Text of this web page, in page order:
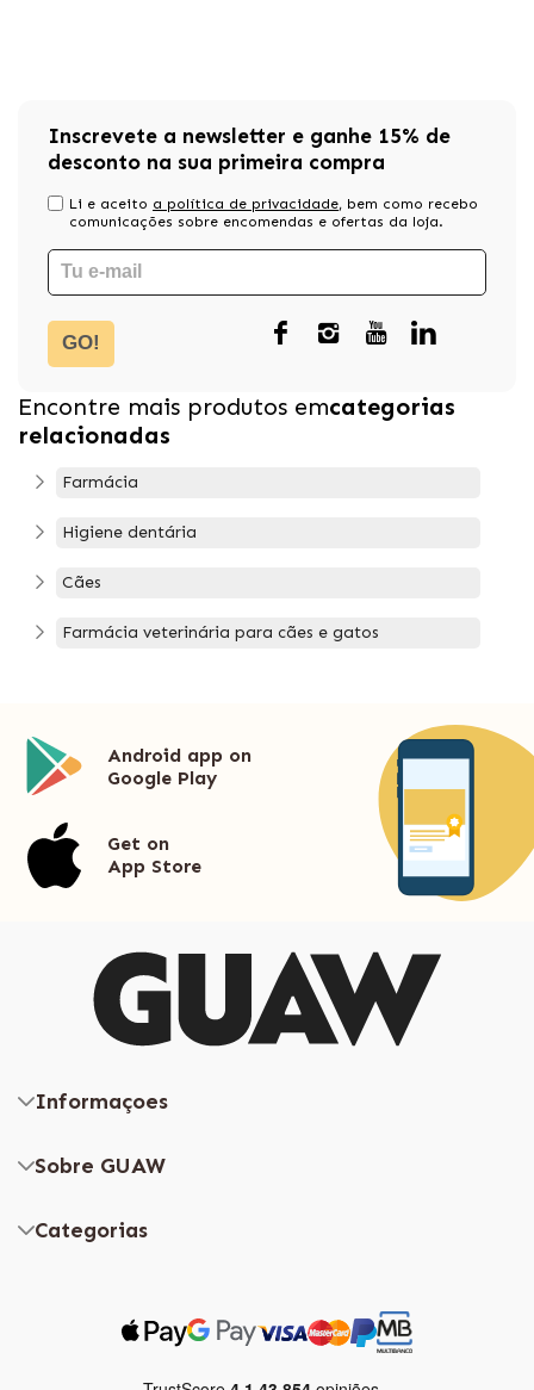
Inscrevete a newsletter e ganhe 15% de
desconto na sua primeira compra
Li e aceito a política de privacidade, bem como recebo
comunicações sobre encomendas e ofertas da loja.
GO!
Encontre mais produtos emcategorias
relacionadas
Farmácia
Higiene dentária
Cães
Farmácia veterinária para cães e gatos
Android app on
Google Play
Get on
App Store
Informaçoes
Sobre GUAW
Categorias